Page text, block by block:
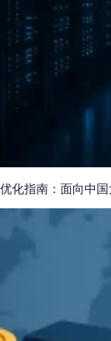
化指南：面向中